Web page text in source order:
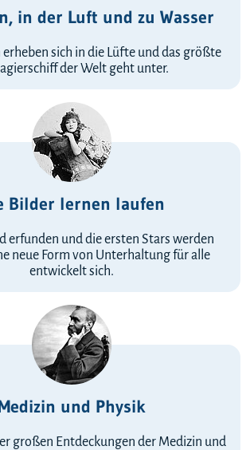
in der Luft und zu Wasser
erheben sich in die Lüfte und das größte
der Welt geht unter.
Bilder lernen laufen
erfunden und die ersten Stars werden
neue Form von Unterhaltung für alle
entwickelt sich.
und Physik
großen Entdeckungen der Medizin und